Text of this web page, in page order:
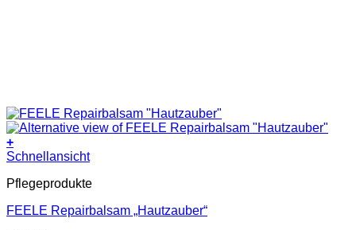
+
Schnellansicht
Pflegeprodukte
FEELE Repairbalsam „Hautzauber“